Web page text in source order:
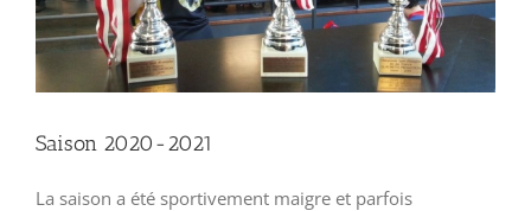
Saison 2020-2021
La saison a été sportivement maigre et parfois